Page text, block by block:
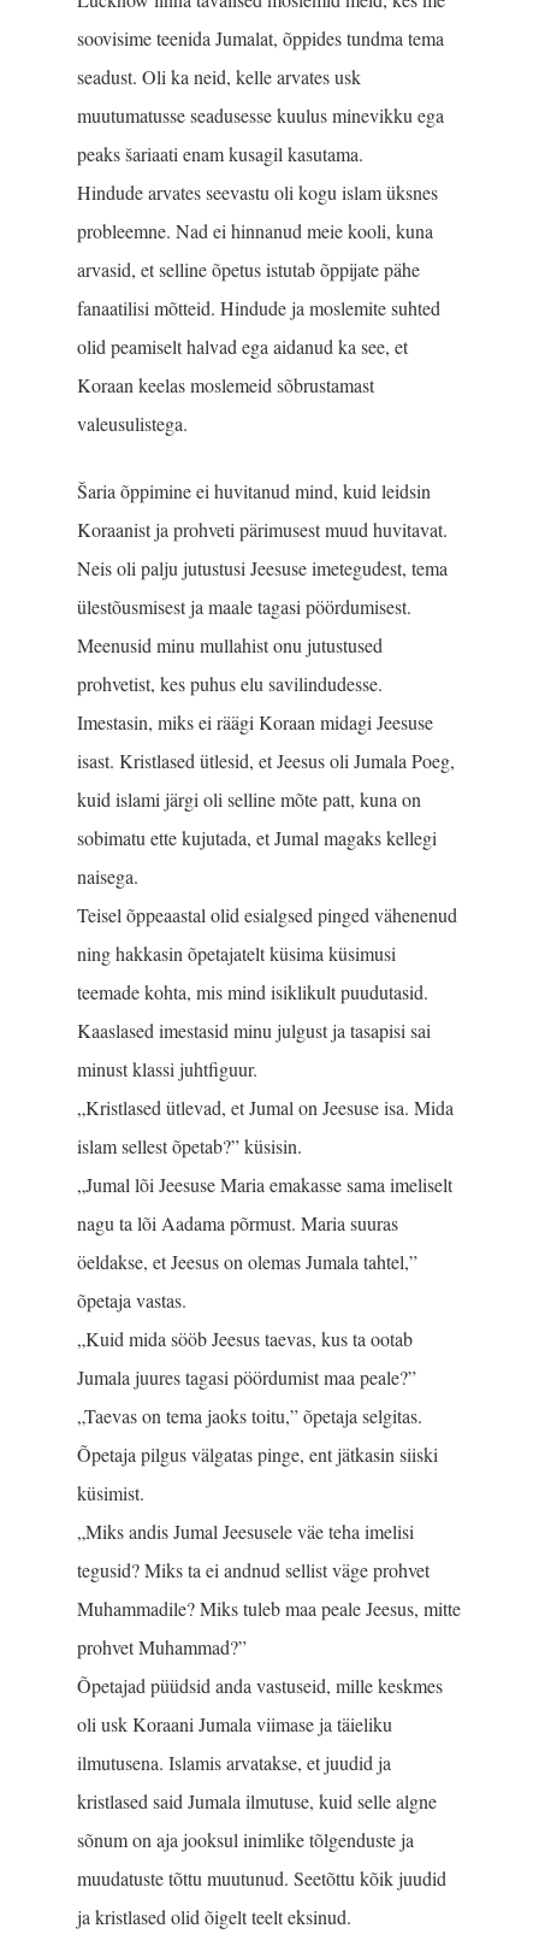
soovisime teenida Juma­lat, õppides tundma tema
seadust. Oli ka neid, kelle arvates usk
muutumatusse seadusesse kuulus minevikku ega
peaks šariaati enam kusagil kasutama.
Hindude arvates seevastu oli kogu islam üksnes
probleemne. Nad ei hinnanud meie kooli, kuna
arvasid, et selline õpetus istutab õppijate pähe
fanaatilisi mõtteid. Hindude ja moslemite suhted
olid peamiselt halvad ega aidanud ka see, et
Koraan keelas moslemeid sõbrustamast
valeusulistega.
Šaria õppimine ei huvi­tanud mind, kuid leidsin
Koraanist ja prohveti pärimusest muud huvitavat.
Neis oli palju jutustusi Jeesuse imetegudest, tema
ülestõusmisest ja maale tagasi pöördumisest.
Meenusid minu mullahist onu jutustused
prohvetist, kes puhus elu savilindudesse.
Imestasin, miks ei räägi Koraan midagi Jeesuse
isast. Kristlased ütlesid, et Jeesus oli Jumala Poeg,
kuid islami järgi oli selline mõte patt, kuna on
sobimatu ette kujutada, et Jumal magaks kellegi
naisega.
Teisel õppeaastal olid esialgsed pinged vähenenud
ning hakkasin õpetajatelt küsima küsimusi
teemade kohta, mis mind isiklikult puudutasid.
Kaaslased imes­tasid minu julgust ja tasapisi sai
minust klassi juhtfiguur.
„Kristlased ütlevad, et Jumal on Jeesuse isa. Mida
islam sellest õpetab?” küsisin.
„Jumal lõi Jeesuse Maria emakasse sama imeliselt
nagu ta lõi Aadama põrmust. Maria suuras
öeldakse, et Jeesus on olemas Jumala tahtel,”
õpetaja vastas.
„Kuid mida sööb Jeesus taevas, kus ta ootab
Jumala juures tagasi pöördumist maa peale?”
„Taevas on tema jaoks toitu,” õpetaja selgitas.
Õpetaja pilgus välgatas pinge, ent jätkasin siiski
küsimist.
„Miks andis Jumal Jeesusele väe teha imelisi
tegusid? Miks ta ei andnud sellist väge prohvet
Muhammadile? Miks tuleb maa peale Jeesus, mitte
prohvet Muhammad?”
Õpetajad püüdsid anda vastuseid, mille keskmes
oli usk Koraani Jumala viimase ja täieliku
ilmutusena. Islamis arvatakse, et juudid ja
kristlased said Jumala ilmutuse, kuid selle algne
sõnum on aja jooksul inimlike tõlgenduste ja
muudatuste tõttu muutunud. Seetõttu kõik juudid
ja kristlased olid õigelt teelt eksinud.